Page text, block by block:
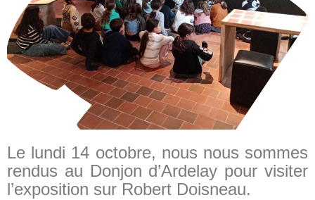
Le lundi 14 octobre, nous nous sommes
rendus au Donjon d’Ardelay pour visiter
l’exposition sur Robert Doisneau.